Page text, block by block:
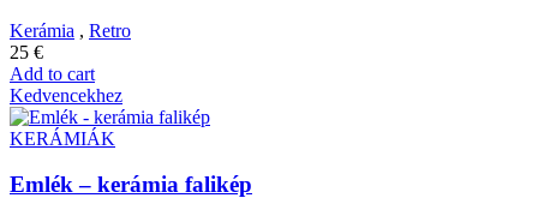
Kerámia , Retro
25 €
Add to cart
Kedvencekhez
KERÁMIÁK
Emlék – kerámia falikép